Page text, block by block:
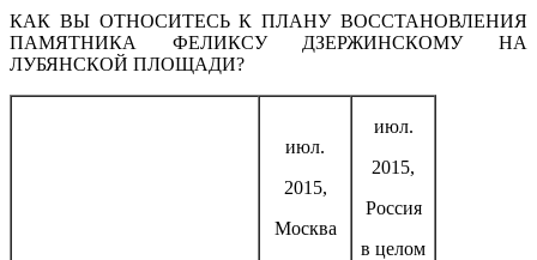
КАК ВЫ ОТНОСИТЕСЬ К ПЛАНУ ВОССТАНОВЛЕНИЯ
ПАМЯТНИКА ФЕЛИКСУ ДЗЕРЖИНСКОМУ НА
ЛУБЯНСКОЙ ПЛОЩАДИ?
июл.
2015,
Москва
июл.
2015,
Россия
в целом